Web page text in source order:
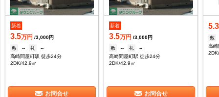
新着
3.5万円 /3,000円
敷
-- 礼
--
高崎問屋町駅 徒歩24分
2DK/42.9㎡
お問合せ
新着
3.5万円 /3,000円
敷
-- 礼
--
高崎問屋町駅 徒歩24分
2DK/42.9㎡
お問合せ
5.3
敷
高崎